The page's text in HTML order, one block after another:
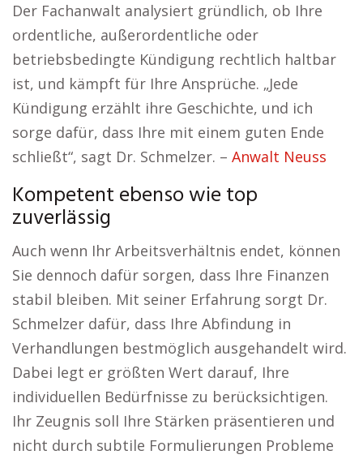
Der Fachanwalt analysiert gründlich, ob Ihre
ordentliche, außerordentliche oder
betriebsbedingte Kündigung rechtlich haltbar
ist, und kämpft für Ihre Ansprüche. „Jede
Kündigung erzählt ihre Geschichte, und ich
sorge dafür, dass Ihre mit einem guten Ende
schließt“, sagt Dr. Schmelzer. – Anwalt Neuss
Kompetent ebenso wie top
zuverlässig
Auch wenn Ihr Arbeitsverhältnis endet, können
Sie dennoch dafür sorgen, dass Ihre Finanzen
stabil bleiben. Mit seiner Erfahrung sorgt Dr.
Schmelzer dafür, dass Ihre Abfindung in
Verhandlungen bestmöglich ausgehandelt wird.
Dabei legt er größten Wert darauf, Ihre
individuellen Bedürfnisse zu berücksichtigen.
Ihr Zeugnis soll Ihre Stärken präsentieren und
nicht durch subtile Formulierungen Probleme